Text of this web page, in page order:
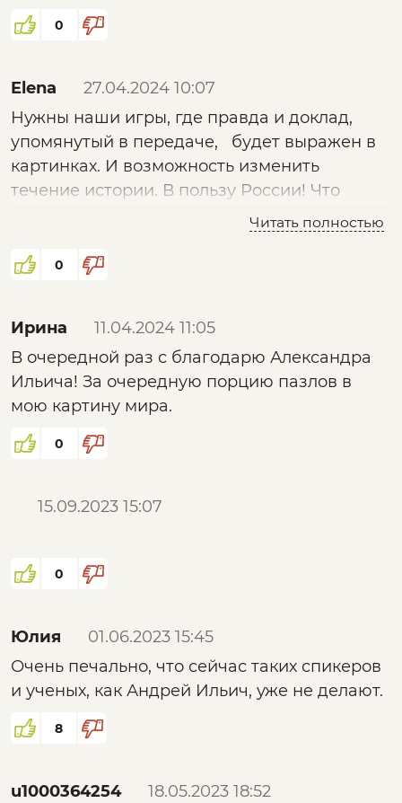
0
Elena
27.04.2024 10:07
Нужны наши игры, где правда и доклад,
упомянутый в передаче, будет выражен в
картинках. И возможность изменить
течение истории. В пользу России! Что
может быть лучше для обучения нынешних
Читать полностью
0
Ирина
11.04.2024 11:05
В очередной раз с благодарю Александра
Ильича! За очередную порцию пазлов в
мою картину мира.
0
15.09.2023 15:07
0
Юлия
01.06.2023 15:45
Очень печально, что сейчас таких спикеров
и ученых, как Андрей Ильич, уже не делают.
8
u1000364254
18.05.2023 18:52